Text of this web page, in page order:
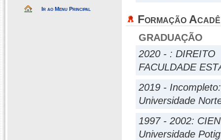
Ir ao Menu Principal
Formação
GRADUAÇÃO
2020 - : DIREITO
FACULDADE
2019 -
Universidade
1997 - 2002:
Universidade